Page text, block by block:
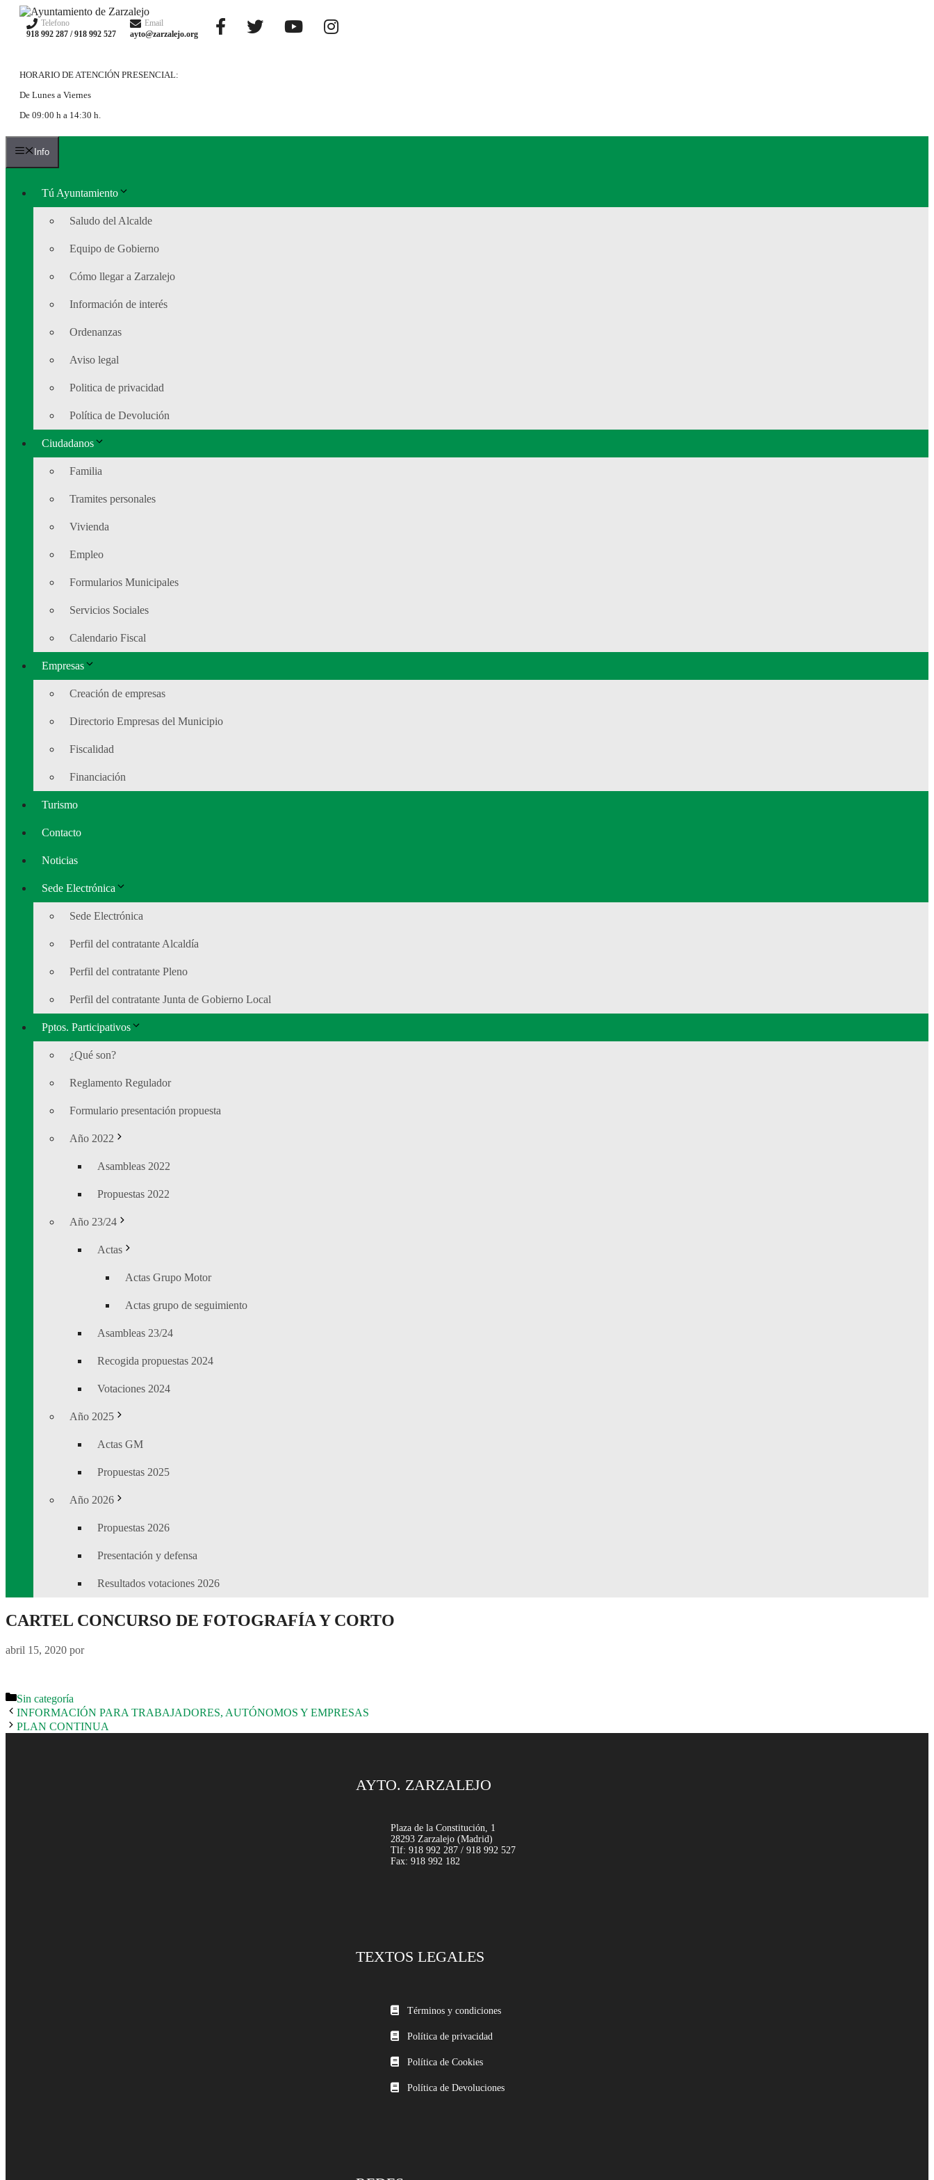
Saltar
contenido
Telefono
918 992 287 / 918 992 527
Email
ayto@zarzalejo.org
HORARIO DE ATENCIÓN PRESENCIAL:
De Lunes a Viernes
De 09:00 h a 14:30 h.
Info
Tú Ayuntamiento
Saludo del Alcalde
Equipo de Gobierno
Cómo llegar a Zarzalejo
Información de interés
Ordenanzas
Aviso legal
Politica de privacidad
Política de Devolución
Ciudadanos
Familia
Tramites personales
Vivienda
Empleo
Formularios Municipales
Servicios Sociales
Calendario Fiscal
Empresas
Creación de empresas
Directorio Empresas del Municipio
Fiscalidad
Financiación
Turismo
Contacto
Noticias
Sede Electrónica
Sede Electrónica
Perfil del contratante Alcaldía
Perfil del contratante Pleno
Perfil del contratante Junta de Gobierno Local
Pptos. Participativos
¿Qué son?
Reglamento Regulador
Formulario presentación propuesta
Año 2022
Asambleas 2022
Propuestas 2022
Año 23/24
Actas
Actas Grupo Motor
Actas grupo de seguimiento
Asambleas 23/24
Recogida propuestas 2024
Votaciones 2024
Año 2025
Actas GM
Propuestas 2025
Año 2026
Propuestas 2026
Presentación y defensa
Resultados votaciones 2026
CARTEL CONCURSO DE FOTOGRAFÍA Y CORTO
abril 15, 2020 por
Categorías
Sin categoría
INFORMACIÓN PARA TRABAJADORES, AUTÓNOMOS Y EMPRESAS
PLAN CONTINUA
AYTO. ZARZALEJO
Plaza de la Constitución, 1
28293 Zarzalejo (Madrid)
Tlf: 918 992 287 / 918 992 527
Fax: 918 992 182
TEXTOS LEGALES
Términos y condiciones
Política de privacidad
Política de Cookies
Política de Devoluciones